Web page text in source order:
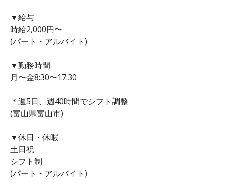
▼給与
時給2,000円〜
(パート・アルバイト)
▼勤務時間
月〜金8:30〜17:30
＊週5日、週40時間でシフト調整
(富山県富山市)
▼休日・休暇
土日祝
シフト制
(パート・アルバイト)